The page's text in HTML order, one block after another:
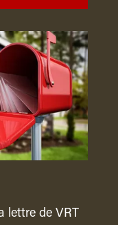
lettre de VRT